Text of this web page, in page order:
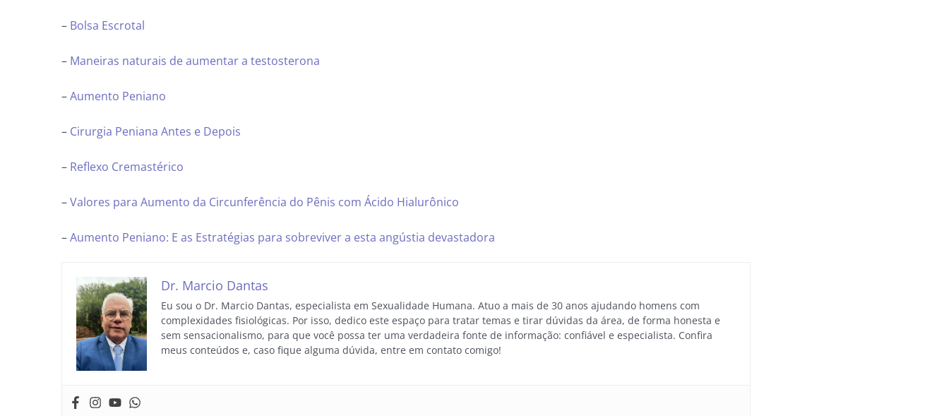
– Bolsa Escrotal
– Maneiras naturais de aumentar a testosterona
–Aumento Peniano
– Cirurgia Peniana Antes e Depois
– Reflexo Cremastérico
–Valores para Aumento da Circunferência do Pênis com Ácido Hialurônico
–Aumento Peniano: E as Estratégias para sobreviver a esta angústia devastadora
Dr. Marcio Dantas
Eu sou o Dr. Marcio Dantas, especialista em Sexualidade Humana. Atuo a mais de 30 anos ajudando homens com
complexidades fisiológicas. Por isso, dedico este espaço para tratar temas e tirar dúvidas da área, de forma honesta e
sem sensacionalismo, para que você possa ter uma verdadeira fonte de informação: confiável e especialista. Confira
meus conteúdos e, caso fique alguma dúvida, entre em contato comigo!